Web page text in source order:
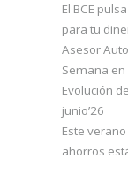
El BCE
para tu
Asesor
Semana en
Evolución
junio’26
Este
ahorros